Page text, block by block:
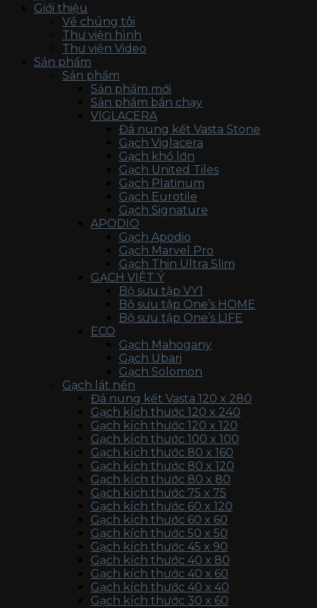
Giới thiệu
Về chúng tôi
Thư viện hình
Thư viện Video
Sản phẩm
Sản phẩm
Sản phẩm mới
Sản phẩm bán chạy
VIGLACERA
Đá nung kết Vasta Stone
Gạch Viglacera
Gạch khổ lớn
Gạch United Tiles
Gạch Platinum
Gạch Eurotile
Gạch Signature
APODIO
Gạch Apodio
Gạch Marvel Pro
Gạch Thin Ultra Slim
GẠCH VIỆT Ý
Bộ sưu tập VY1
Bộ sưu tập One’s HOME
Bộ sưu tập One’s LIFE
ECO
Gạch Mahogany
Gạch Ubari
Gạch Solomon
Gạch lát nền
Đá nung kết Vasta 120 x 280
Gạch kích thước 120 x 240
Gạch kích thước 120 x 120
Gạch kích thước 100 x 100
Gạch kích thước 80 x 160
Gạch kích thước 80 x 120
Gạch kích thước 80 x 80
Gạch kích thước 75 x 75
Gạch kích thước 60 x 120
Gạch kích thước 60 x 60
Gạch kích thước 50 x 50
Gạch kích thước 45 x 90
Gạch kích thước 40 x 80
Gạch kích thước 40 x 60
Gạch kích thước 40 x 40
Gạch kích thước 30 x 60